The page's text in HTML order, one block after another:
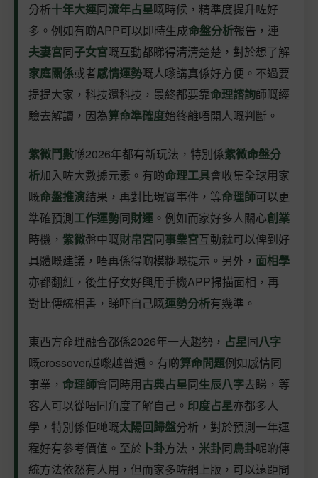
分析十年大運同流年占星嘅時候，精準度提升咗好
多。例如有啲APP可以即時生成命盤分析報告，連
夫妻宮同子女宮嘅互動都睇得清清楚楚，對於想了解
家庭關係或者感情運勢嘅人嚟講真係好方便。不過要
提提大家，科技還科技，最終都要靠命理諮詢師嘅經
驗去解讀，因為算命準確度始終離唔開人嘅判斷。
紫微鬥數喺2026年都有新玩法，特別係紫微命盤分
析加入咗大數據元素。有啲命理工具會收集全球用家
嘅命盤推演結果，再對比現實事件，等命理師可以更
準確預測工作運勢同財運 。例如而家好多人關心創業
時機， 紫微盤中嘅財帛宮同事業宮互動就可以俾到好
具體嘅建議，唔再係得啲模糊嘅提示。另外， 面相學
亦都翻紅，後生仔女好興用手機APP掃描面相，再
對比傳統相書，睇吓自己嘅運勢分析有幾準。
東西方命理融合都係2026年一大趨勢， 占星同八字
嘅crossover越嚟越普遍。有啲算命問題例如感情同
事業， 命理師會同時用古典占星同生辰八字去睇，等
客人可以從唔同角度了解自己。 印度占星亦都多人
學，特別係佢哋嘅太陽回歸盤分析，對於預測一年運
程好有參考價值。至於 卜卦方法， 米卦同鳥卦呢啲傳
統方法依然有人用，但而家多咗網上版，可以遠距問